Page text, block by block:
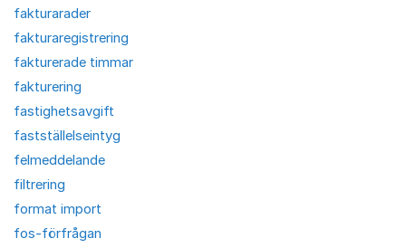
fakturarader
fakturaregistrering
fakturerade timmar
fakturering
fastighetsavgift
fastställelseintyg
felmeddelande
filtrering
format import
fos-förfrågan